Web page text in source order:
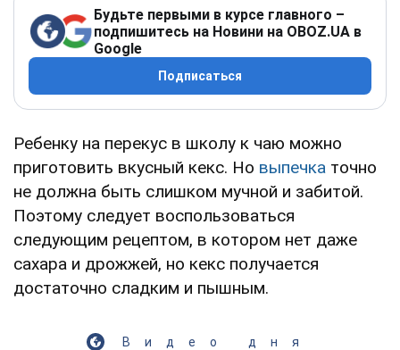
Будьте первыми в курсе главного –
подпишитесь на Новини на OBOZ.UA в
Google
Подписаться
Ребенку на перекус в школу к чаю можно
приготовить вкусный кекс. Но выпечка точно
не должна быть слишком мучной и забитой.
Поэтому следует воспользоваться
следующим рецептом, в котором нет даже
сахара и дрожжей, но кекс получается
достаточно сладким и пышным.
Видео дня